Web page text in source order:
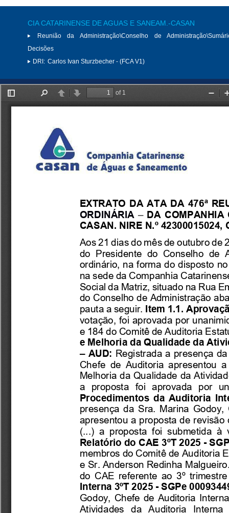
CIA CATARINENSE DE AGUAS E SANEAM.-CASAN
Reunião da Administração\Conselho de
Decisões
DRI: Carlos Ivan Sturzbecher - (FCA V1)